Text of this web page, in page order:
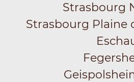
Strasbourg
Strasbourg Plaine